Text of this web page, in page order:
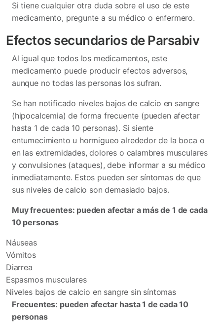
Si tiene cualquier otra duda sobre el uso de este
medicamento, pregunte a su médico o enfermero.
Efectos secundarios de Parsabiv
Al igual que todos los medicamentos, este
medicamento puede producir efectos adversos,
aunque no todas las personas los sufran.
Se han notificado niveles bajos de calcio en sangre
(hipocalcemia) de forma frecuente (pueden afectar
hasta 1 de cada 10 personas). Si siente
entumecimiento u hormigueo alrededor de la boca o
en las extremidades, dolores o calambres musculares
y convulsiones (ataques), debe informar a su médico
inmediatamente. Estos pueden ser síntomas de que
sus niveles de calcio son demasiado bajos.
Muy frecuentes: pueden afectar a más de 1 de cada
10 personas
Náuseas
Vómitos
Diarrea
Espasmos musculares
Niveles bajos de calcio en sangre sin síntomas
Frecuentes: pueden afectar hasta 1 de cada 10
personas